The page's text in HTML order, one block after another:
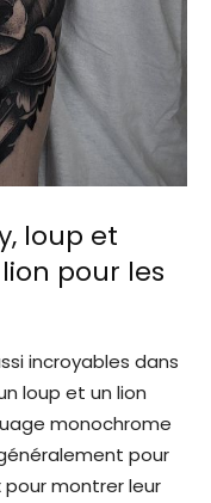
loup et
pour les
incroyables dans
loup et un lion
monochrome
pour
pour montrer leur